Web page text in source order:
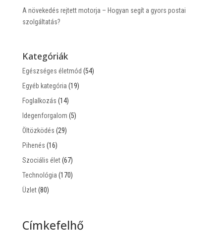
A növekedés rejtett motorja – Hogyan segít a gyors postai
szolgáltatás?
Kategóriák
Egészséges életmód (54)
Egyéb kategória (19)
Foglalkozás (14)
Idegenforgalom (5)
Öltözködés (29)
Pihenés (16)
Szociális élet(67)
Technológia (170)
Üzlet(80)
Címkefelhő